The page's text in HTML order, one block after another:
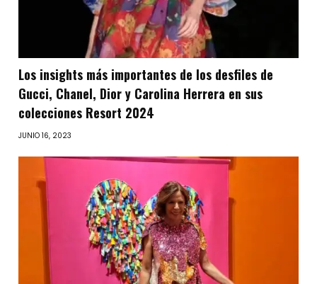
Los insights más importantes de los desfiles de
Gucci, Chanel, Dior y Carolina Herrera en sus
colecciones Resort 2024
JUNIO 16, 2023